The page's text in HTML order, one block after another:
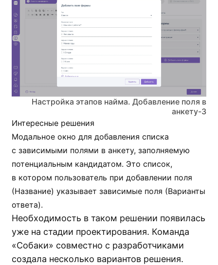
Настройка этапов найма. Добавление поля в
анкету-3
Интересные решения
Модальное окно для добавления списка
с зависимыми полями в анкету, заполняемую
потенциальным кандидатом. Это список,
в котором пользователь при добавлении поля
(Название) указывает зависимые поля (Варианты
ответа).
Необходимость в таком решении появилась
уже на стадии проектирования. Команда
«Собаки» совместно с разработчиками
создала несколько вариантов решения.